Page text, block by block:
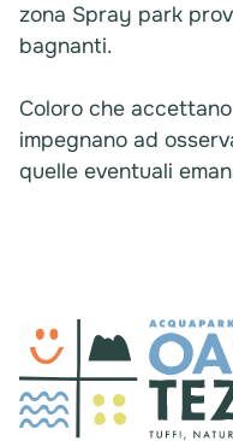
zona Spray park
bagnanti.
Coloro che
impegnano ad
quelle eventuali